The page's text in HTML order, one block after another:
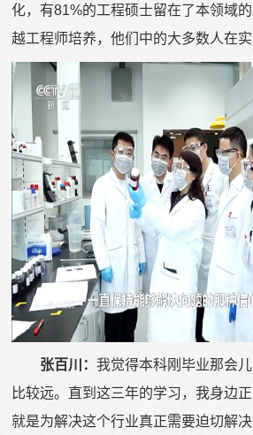
化，有81%的工程硕士留在了本领域
越工程师培养，他们中的大多数人在实
张百川：我觉得本科刚毕业那会
比较远。直到这三年的学习，我身边
就是为解决这个行业真正需要迫切解